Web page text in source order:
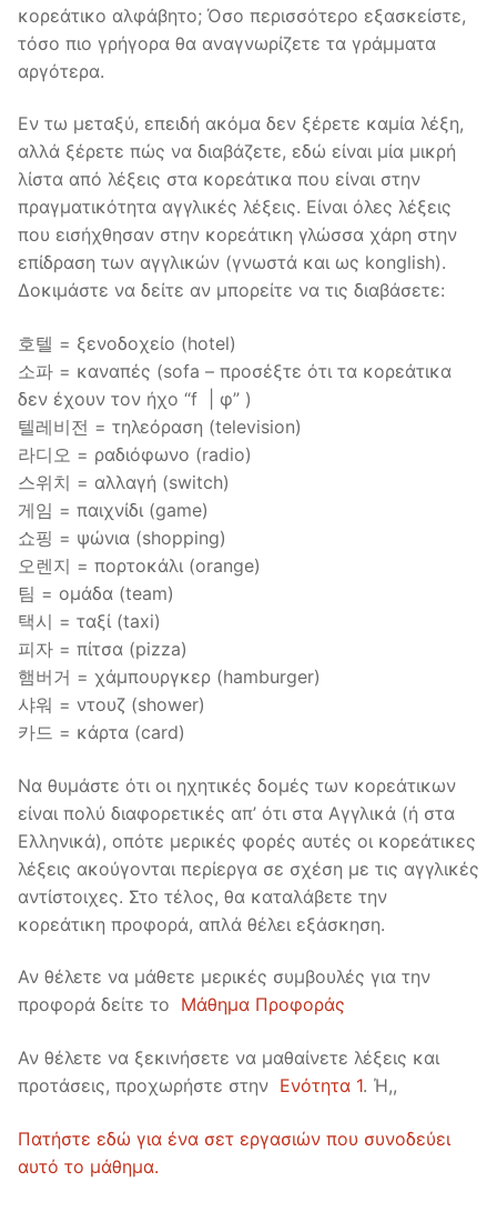
κορεάτικο αλφάβητο; Όσο περισσότερο εξασκείστε,
τόσο πιο γρήγορα θα αναγνωρίζετε τα γράμματα
αργότερα.
Εν τω μεταξύ, επειδή ακόμα δεν ξέρετε καμία λέξη,
αλλά ξέρετε πώς να διαβάζετε, εδώ είναι μία μικρή
λίστα από λέξεις στα κορεάτικα που είναι στην
πραγματικότητα αγγλικές λέξεις. Είναι όλες λέξεις
που εισήχθησαν στην κορεάτικη γλώσσα χάρη στην
επίδραση των αγγλικών (γνωστά και ως konglish).
Δοκιμάστε να δείτε αν μπορείτε να τις διαβάσετε:
호텔 = ξενοδοχείο (hotel)
소파 = καναπές (sofa – προσέξτε ότι τα κορεάτικα
δεν έχουν τον ήχο “f | φ” )
텔레비전 = τηλεόραση (television)
라디오 = ραδιόφωνο (radio)
스위치 = αλλαγή (switch)
게임 = παιχνίδι (game)
쇼핑 = ψώνια (shopping)
오렌지 = πορτοκάλι (orange)
팀 = ομάδα (team)
택시 = ταξί (taxi)
피자 = πίτσα (pizza)
햄버거 = χάμπουργκερ (hamburger)
샤워 = ντουζ (shower)
카드 = κάρτα (card)
Να θυμάστε ότι οι ηχητικές δομές των κορεάτικων
είναι πολύ διαφορετικές απ’ ότι στα Αγγλικά (ή στα
Ελληνικά), οπότε μερικές φορές αυτές οι κορεάτικες
λέξεις ακούγονται περίεργα σε σχέση με τις αγγλικές
αντίστοιχες. Στο τέλος, θα καταλάβετε την
κορεάτικη προφορά, απλά θέλει εξάσκηση.
Αν θέλετε να μάθετε μερικές συμβουλές για την
προφορά δείτε τo Μάθημα Προφοράς
Αν θέλετε να ξεκινήσετε να μαθαίνετε λέξεις και
προτάσεις, προχωρήστε στην Ενότητα 1. Ή,,
Πατήστε εδώ για ένα σετ εργασιών που συνοδεύει
αυτό το μάθημα.